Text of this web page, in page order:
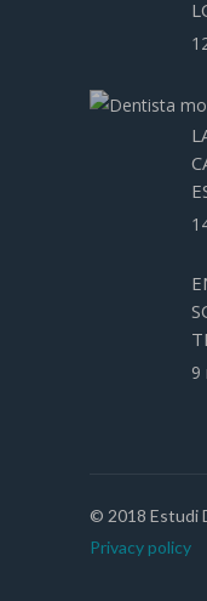
9
© 2018 Estudi
Privacy policy